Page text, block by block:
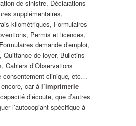
de sinistre, Déclarations
supplémentaires,
kilométriques, Formulaires
Permis et licences,
demande d’emploi,
Quittance de loyer, Bulletins
Cahiers d’Observations
consentement clinique, etc…
car à l’imprimerie
d’écoute, que d’autres
l’autocopiant spécifique à